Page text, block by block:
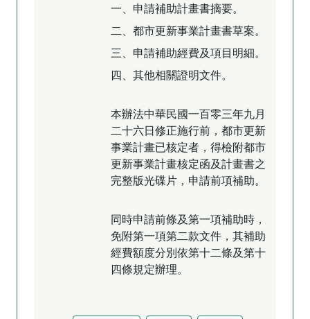
一、申請補助計畫書摘要。
二、都市更新事業計畫書草案。
三、申請補助經費及項目明細。
四、其他相關證明文件。
本辦法中華民國一百零三年九月
二十六日修正施行前，都市更新
事業計畫已核定者，得檢附都市
更新事業計畫核定函及計畫書之
完整版光碟片，申請前項補助。
同時申請前條及第一項補助時，
免附第一項第二款文件，其補助
經費額度分別依第十二條及第十
四條規定辦理。